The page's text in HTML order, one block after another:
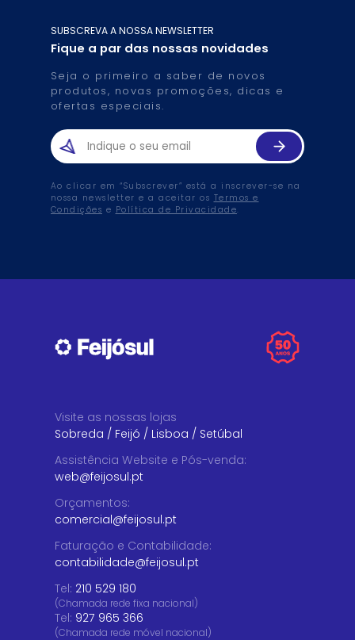
SUBSCREVA A NOSSA NEWSLETTER
Fique a par das nossas novidades
Seja o primeiro a saber de novos
produtos, novas promoções, dicas e
ofertas especiais.
Ao clicar em “Subscrever” está a inscrever-se na
nossa newsletter e a aceitar os Termos e
Condições e Política de Privacidade.
Visite as nossas lojas
Sobreda / Feijó / Lisboa / Setúbal
Assistência Website e Pós-venda:
web@feijosul.pt
Orçamentos:
comercial@feijosul.pt
Faturação e Contabilidade:
contabilidade@feijosul.pt
Tel: 210 529 180
(Chamada rede fixa nacional)
Tel: 927 965 366
(Chamada rede móvel nacional)